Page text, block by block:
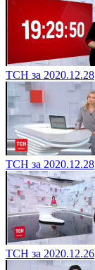
ТСН за 2020.12.28
ТСН за 2020.12.28
ТСН за 2020.12.26